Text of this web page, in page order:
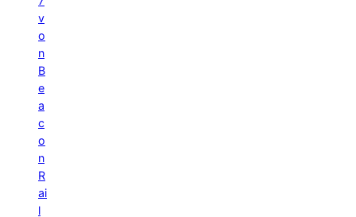
v
o
n
B
e
a
c
o
n
R
ai
l